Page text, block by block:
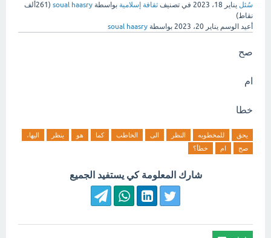
سُئل يناير 18، 2023 في تصنيف ثقافة إسلامية بواسطة soual haasry
( 261ألف
نقاط)
أعيد الوسم يناير 20، 2023 بواسطة soual haasry
صح
ام
خطا
يحق للمخطوبه النظر الى الخاطب كما هو ينظر
اليها،
صح
ام خطأ؟
شارك المعلومة كي يستفيد الجميع